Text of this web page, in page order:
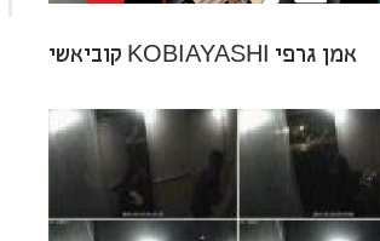
קוביאשי KOBIAYASHI אמן גרפי